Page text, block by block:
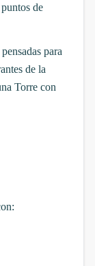
de
para
de la
Torre con